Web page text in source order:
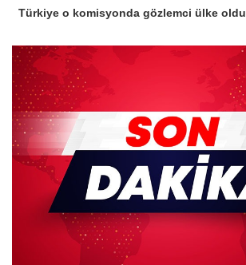
Türkiye o komisyonda gözlemci ülke oldu